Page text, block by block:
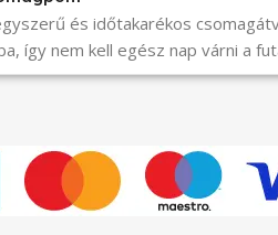
és időtakarékos
így nem kell egész nap várni a